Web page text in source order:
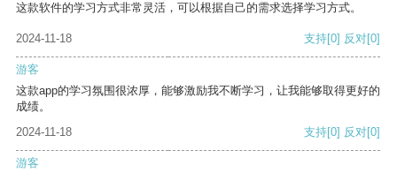
这款软件的学习方式非常灵活，可以根据自己的需求选择学习方式。
2024-11-18 支持[0] 反对[0]
游客
这款app的学习氛围很浓厚，能够激励我不断学习，让我能够取得更好的
成绩。
2024-11-18
支持[0] 反对[0]
游客